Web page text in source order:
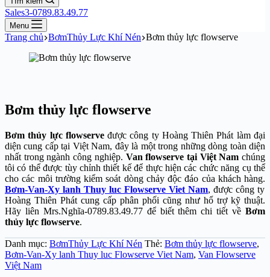
Sales3-0789.83.49.77
Menu
Trang chủ BơmThủy Lực Khí Nén Bơm thủy lực flowserve
Bơm thủy lực flowserve
Bơm thủy lực flowserveđược công ty Hoàng Thiên Phát làm đại
diện cung cấp tại Việt Nam, đây là một trong những dòng toàn diện
nhất trong ngành công nghiệp. Van flowserve tại Việt Nam chúng
tôi có thể được tùy chỉnh thiết kế để thực hiện các chức năng cụ thể
cho các môi trường kiểm soát dòng chảy độc đáo của khách hàng.
Bơm-Van-Xy lanh Thuy luc Flowserve Viet Nam, được công ty
Hoàng Thiên Phát cung cấp phân phối cũng như hổ trợ kỹ thuật.
Hãy liên Mrs.Nghĩa-0789.83.49.77 để biết thêm chi tiết về Bơm
thủy lực flowserve.
Danh mục: BơmThủy Lực Khí Nén Thẻ: Bơm thủy lực flowserve,
Bơm-Van-Xy lanh Thuy luc Flowserve Viet Nam, Van Flowserve
Việt Nam